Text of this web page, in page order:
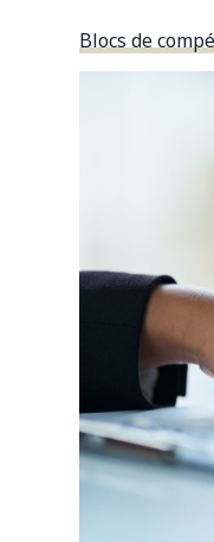
Blocs de